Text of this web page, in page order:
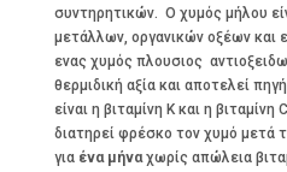
συντηρητικών. Ο χυμός μήλου
μετάλλων, οργανικών οξέων και
ενας χυμός πλουσιος
θερμιδική αξία και αποτελεί
είναι η βιταμίνη K και η
διατηρεί φρέσκο τον χυμό μετά
για ένα μήναχωρίς απώλεια